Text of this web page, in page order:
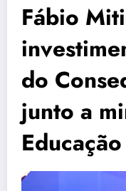
Fábio
do
junto a
Educação